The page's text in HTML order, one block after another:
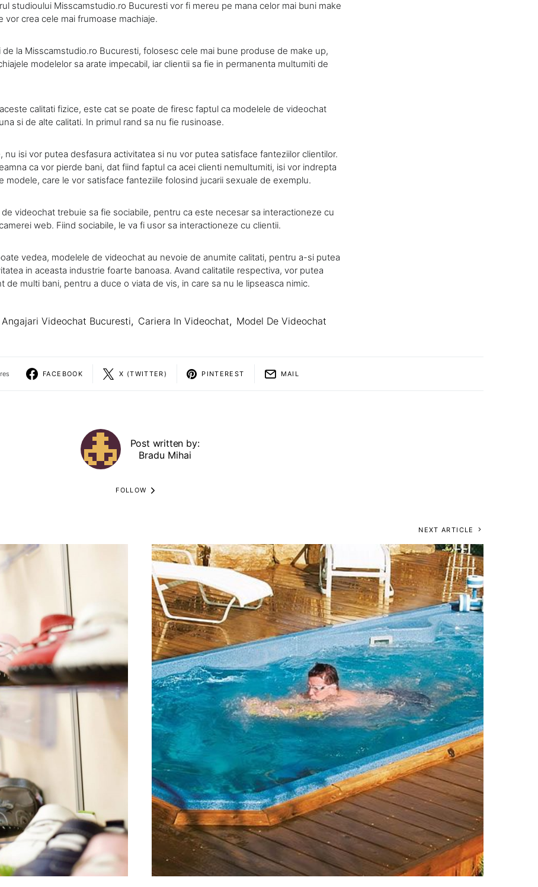
studioului Misscamstudio.ro Bucuresti vor fi mereu pe mana celor mai buni make
vor crea cele mai frumoase machiaje.
de la Misscamstudio.ro Bucuresti, folosesc cele mai bune produse de make up,
modelelor sa arate impecabil, iar clientii sa fie in permanenta multumiti de
calitati fizice, este cat se poate de firesc faptul ca modelele de videochat
si de alte calitati. In primul rand sa nu fie rusinoase.
nu isi vor putea desfasura activitatea si nu vor putea satisface fanteziilor clientilor.
ca vor pierde bani, dat fiind faptul ca acei clienti nemultumiti, isi vor indrepta
modele, care le vor satisface fanteziile folosind jucarii sexuale de exemplu.
videochat trebuie sa fie sociabile, pentru ca este necesar sa interactioneze cu
web. Fiind sociabile, le va fi usor sa interactioneze cu clientii.
vedea, modelele de videochat au nevoie de anumite calitati, pentru a-si putea
in aceasta industrie foarte banoasa. Avand calitatile respectiva, vor putea
de multi bani, pentru a duce o viata de vis, in care sa nu le lipseasca nimic.
Angajari Videochat Bucuresti, Cariera In Videochat, Model De Videochat
FACEBOOK X (TWITTER) PINTEREST MAIL
Post written by:
Bradu Mihai
FOLLOW
NEXT ARTICLE